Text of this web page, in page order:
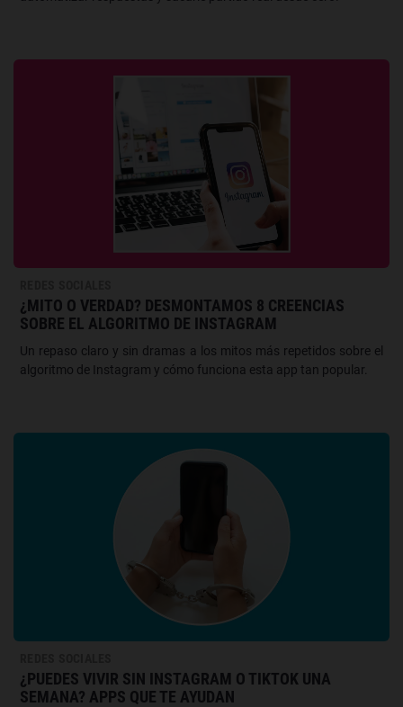
¿MITO O VERDAD? DESMONTAMOS 8 CREENCIAS
SOBRE EL ALGORITMO DE INSTAGRAM
Un repaso claro y sin dramas a los mitos más repetidos sobre el
algoritmo de Instagram y cómo funciona esta app tan popular.
¿PUEDES VIVIR SIN INSTAGRAM O TIKTOK UNA
SEMANA? APPS QUE TE AYUDAN